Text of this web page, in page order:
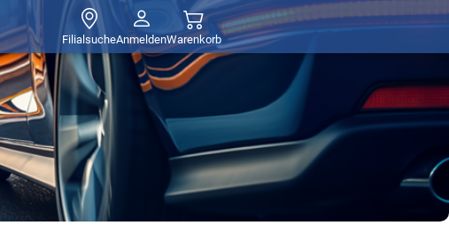
FilialsucheAnmeldenWarenkorb